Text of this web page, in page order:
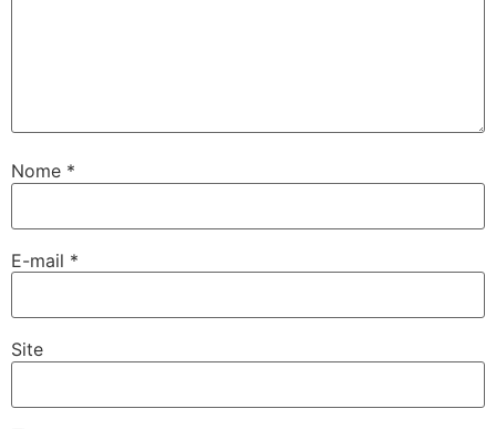
Nome *
E-mail *
Site